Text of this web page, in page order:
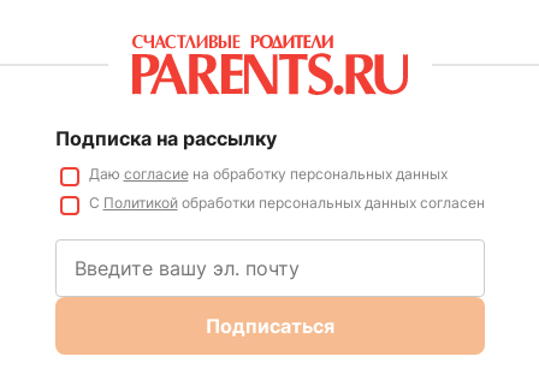
Подписка на рассылку
Даю согласиена обработку персональных данных
С Политикойобработки персональных данных согласен
Подписаться